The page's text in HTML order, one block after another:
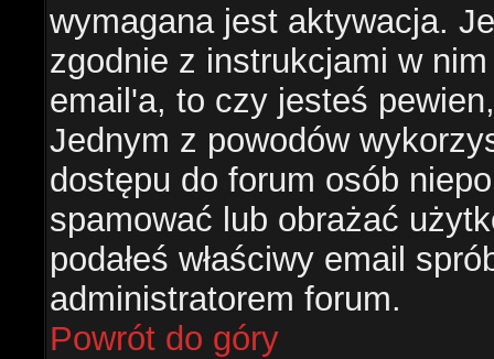
wymagana jest aktywacja.
zgodnie z instrukcjami w
email'a, to czy jesteś
Jednym z powodów
dostępu do forum osób
spamować lub obrażać
podałeś właściwy email
administratorem forum.
Powrót do góry